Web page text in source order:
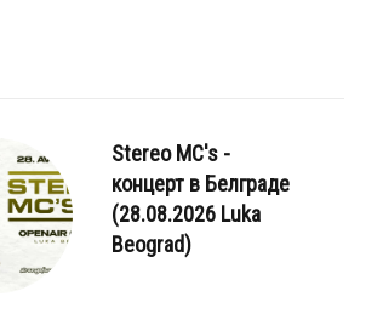
Stereo MC's -
концерт в Белграде
(28.08.2026 Luka
Beograd)